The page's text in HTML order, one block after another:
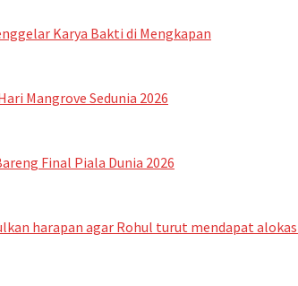
Karya Bakti di Mengkapan
Mangrove Sedunia 2026
Final Piala Dunia 2026
harapan agar Rohul turut mendapat